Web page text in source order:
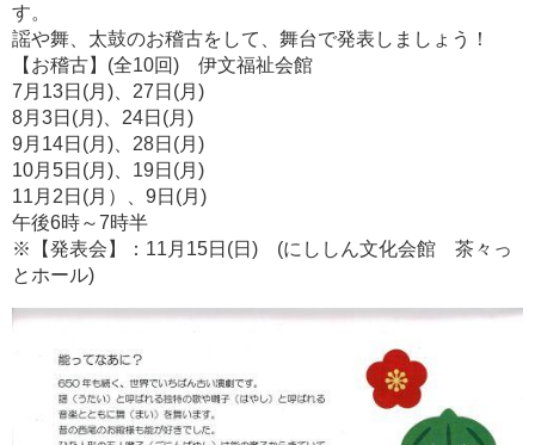
す。
謡や舞、太鼓のお稽古をして、舞台で発表しましょう！
【お稽古】(全10回) 伊文福祉会館
7月13日(月)、27日(月)
8月3日(月)、24日(月)
9月14日(月)、28日(月)
10月5日(月)、19日(月)
11月2日(月）、9日(月)
午後6時～7時半
※【発表会】：11月15日(日) (にししん文化会館 茶々っ
とホール)